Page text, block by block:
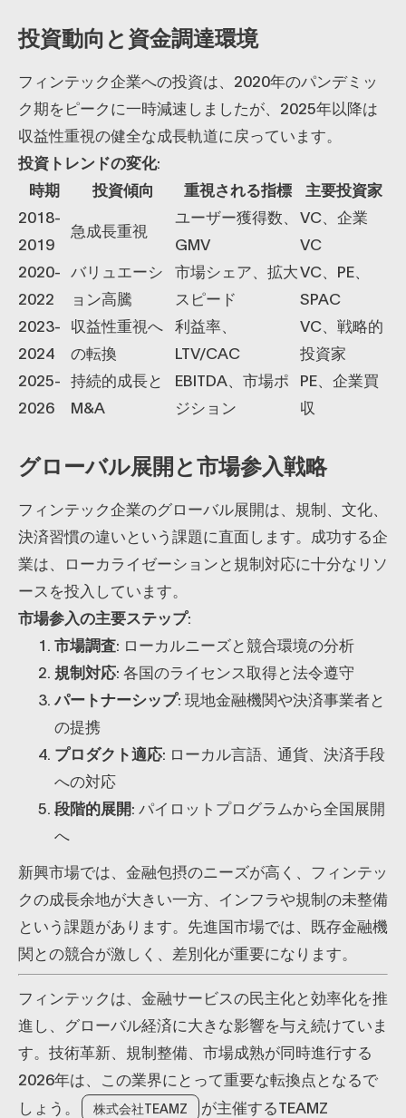
投資動向と資金調達環境
フィンテック企業への投資は、2020年のパンデミッ
ク期をピークに一時減速しましたが、2025年以降は
収益性重視の健全な成長軌道に戻っています。
投資トレンドの変化:
時期
投資傾向 重視される指標
主要投資家
2018-
2019
急成長重視
ユーザー獲得数、
GMV
VC、企業
VC
2020-
2022
バリュエーシ
ョン高騰
市場シェア、拡大
スピード
VC、PE、
SPAC
2023-
2024
収益性重視へ
の転換
利益率、
LTV/CAC
VC、戦略的
投資家
2025-
2026
持続的成長と
M&A
EBITDA、市場ポ
ジション
PE、企業買
収
グローバル展開と市場参入戦略
フィンテック企業のグローバル展開は、規制、文化、
決済習慣の違いという課題に直面します。成功する企
業は、ローカライゼーションと規制対応に十分なリソ
ースを投入しています。
市場参入の主要ステップ:
市場調査: ローカルニーズと競合環境の分析
規制対応: 各国のライセンス取得と法令遵守
パートナーシップ: 現地金融機関や決済事業者と
の提携
プロダクト適応: ローカル言語、通貨、決済手段
への対応
段階的展開: パイロットプログラムから全国展開
へ
新興市場では、金融包摂のニーズが高く、フィンテッ
クの成長余地が大きい一方、インフラや規制の未整備
という課題があります。先進国市場では、既存金融機
関との競合が激しく、差別化が重要になります。
フィンテックは、金融サービスの民主化と効率化を推
進し、グローバル経済に大きな影響を与え続けていま
す。技術革新、規制整備、市場成熟が同時進行する
2026年は、この業界にとって重要な転換点となるで
しょう。
株式会社TEAMZ
が主催するTEAMZ